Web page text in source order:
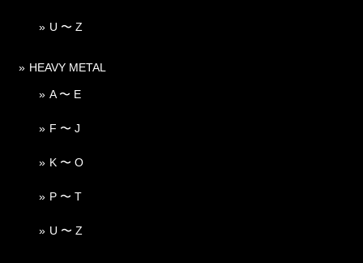
U 〜 Z
HEAVY METAL
A 〜 E
F 〜 J
K 〜 O
P 〜 T
U 〜 Z